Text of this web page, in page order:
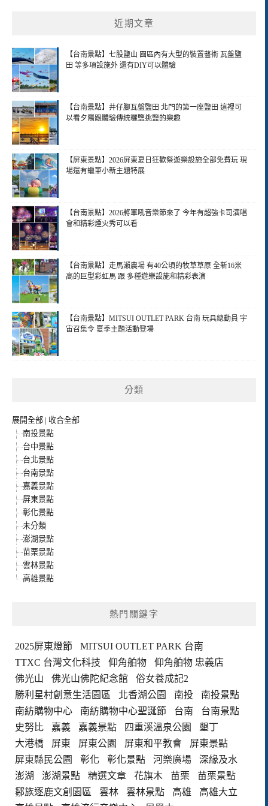
近期文章
【台南景點】七股鹽山 園區內有大型的裝置藝術 瓦盤鹽
田 等多項設施外 還有DIY可以體驗
【台南景點】井仔腳瓦盤鹽田 北門的第一座鹽田 這裡可
以看夕陽跟體驗傳統曬鹽挑鹽的樂趣
【屏東景點】2026屏東夏日狂歡祭遊樂設施全部免費玩 現
場還有蠟筆小新主題特展
【台南景點】2026將軍吼音樂節來了 今年有超強卡司演唱
會和精彩煙火秀可以看
【台南景點】走馬瀨農場 有40公頃的牧草草原 全新16米
高的巨型彩虹馬 跟 多種遊樂設施和精彩表演
【台南景點】MITSUI OUTLET PARK 台南 玩具總動員 宇
宙召集令 夏季主題活動登場
分類
展開全部 | 收合全部
南投景點
台中景點
台北景點
台南景點
嘉義景點
屏東景點
彰化景點
未分類
澎湖景點
苗栗景點
雲林景點
高雄景點
熱門關鍵字
2025屏東燈節
MITSUI OUTLET PARK 台南
TTXC 台灣文化科技
仰角舶物
仰角舶物 忠義店
佛光山
佛光山佛陀紀念館
俗女養成記2
勝利星村創意生活園區
北香湖公園 南投
南投景點
南紡購物中心
南紡購物中心聖誕節 台南
台南景點
史努比
嘉義 嘉義景點 四重溪溫泉公園
墾丁
大港橋
屏東 屏東公園 屏東和平教會
屏東景點
屏東縣民公園
彰化 彰化景點 河樂廣場
深緣及水
澎湖
澎湖景點 精選文章 花旗木 苗栗
苗栗景點
鄒族逐鹿文創園區
雲林 雲林景點 高雄
高雄大立